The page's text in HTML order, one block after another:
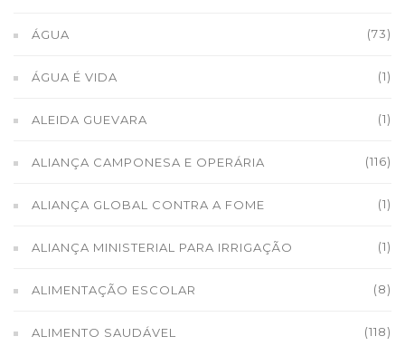
ÁGUA (73)
ÁGUA É VIDA (1)
ALEIDA GUEVARA (1)
ALIANÇA CAMPONESA E OPERÁRIA (116)
ALIANÇA GLOBAL CONTRA A FOME (1)
ALIANÇA MINISTERIAL PARA IRRIGAÇÃO (1)
ALIMENTAÇÃO ESCOLAR (8)
ALIMENTO SAUDÁVEL (118)